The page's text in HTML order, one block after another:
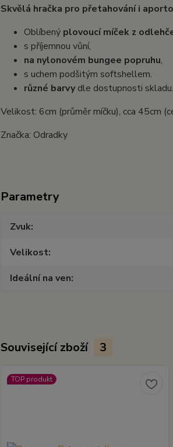
Skvělá hračka pro přetahování i
Oblíbený plovoucí míček z
s příjemnou vůní,
na nylonovém bungee popruhu,
s uchem podšitým softshellem.
různé barvydle dostupnosti skladu.
Velikost: 6cm (průměr míčku), cca 45cm
Značka: Odradky
Parametry
Zvuk
Velikost
Ideální na ven
Související zboží 3
TOP produkt